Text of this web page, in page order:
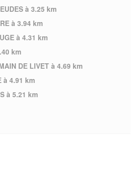
à 3.25 km
à 3.94 km
à 4.31 km
km
DE LIVET à 4.69 km
à 4.91 km
à 5.21 km